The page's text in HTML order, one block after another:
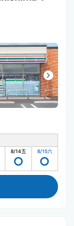
8/14五 8/15六